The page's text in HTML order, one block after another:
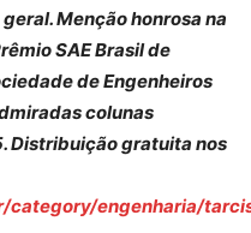
Menção honrosa na
SAE Brasil de
de Engenheiros
colunas
Distribuição gratuita nos
engenharia/